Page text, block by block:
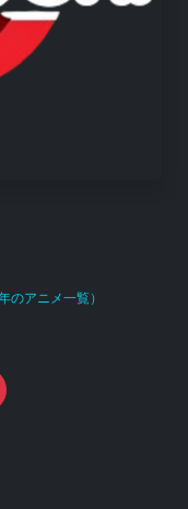
のアニメ一覧）